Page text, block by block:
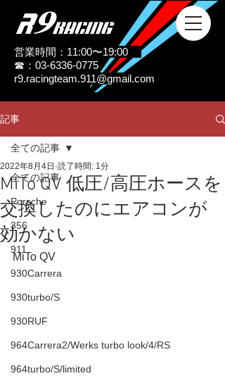
営業時間：11:00〜19:00
☎：03-6336-0775
r9.racingteam.911@gmail.com
記事
全ての記事
Porsche
356
911
930Carrera
930turbo/S
930RUF
964Carrera2/Werks turbo look/4/RS
964turbo/S/limited
全ての記事
MiTo QV 低圧/高圧ホースを
交換したのにエアコンが
効かない
2022年8月4日 読了時間: 1分
MiTo QV